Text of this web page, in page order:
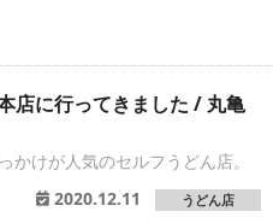
店に行ってきました / 丸亀
かけが人気のセルフうどん店。
2020.12.11
うどん店